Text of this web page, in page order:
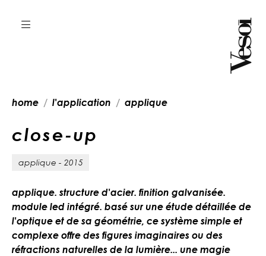
home l'application applique
close-up
applique - 2015
applique. structure d'acier. finition galvanisée.
module led intégré. basé sur une étude détaillée de
l'optique et de sa géométrie, ce système simple et
complexe offre des figures imaginaires ou des
réfractions naturelles de la lumière... une magie